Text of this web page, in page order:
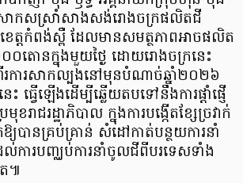
ាកសស្រាំសាងសង់រោងចក្រផលិតជី
ត្តកំពង់ស្ពឺ ដែលមានសមត្ថភាពអាចផលិត
តោនក្នុងមួយថ្ងៃ ដោយរោងចក្រនេះ
ការសាកល្បងនៅមុនបំណាច់ឆ្នាំ២០២៦
ធ្វើឡើងដើម្បីឆ្លើយតបទៅនឹងការផ្តាំផ្ញើ
រាជរដ្ឋាភិបាល ក្នុងការបង្កើតខ្សែច្រវាក់
យបានគ្រប់គ្រាន់ សំដៅកាត់បន្ថយការនាំ
ារបញ្ឈប់ការនាំចូលជីពីបរទេសទាំង
៕